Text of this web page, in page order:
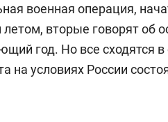
военная операция,
вторые говорят об
год. Но все сходятся
на условиях России